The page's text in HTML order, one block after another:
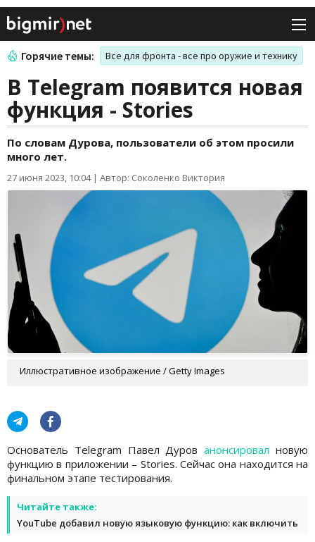
Горячие темы: Все для фронта - все про оружие и технику
В Telegram появится новая
функция - Stories
По словам Дурова, пользователи об этом просили
много лет.
27 июня 2023, 10:04| Автор: Соколенко Виктория
Иллюстративное изображение / Getty Images
Основатель Telegram Павел Дурованонсировал новую
функцию в приложении – Stories. Сейчас она находится на
финальном этапе тестирования.
Читайте также:
YouTube добавил новую языковую функцию: как включить